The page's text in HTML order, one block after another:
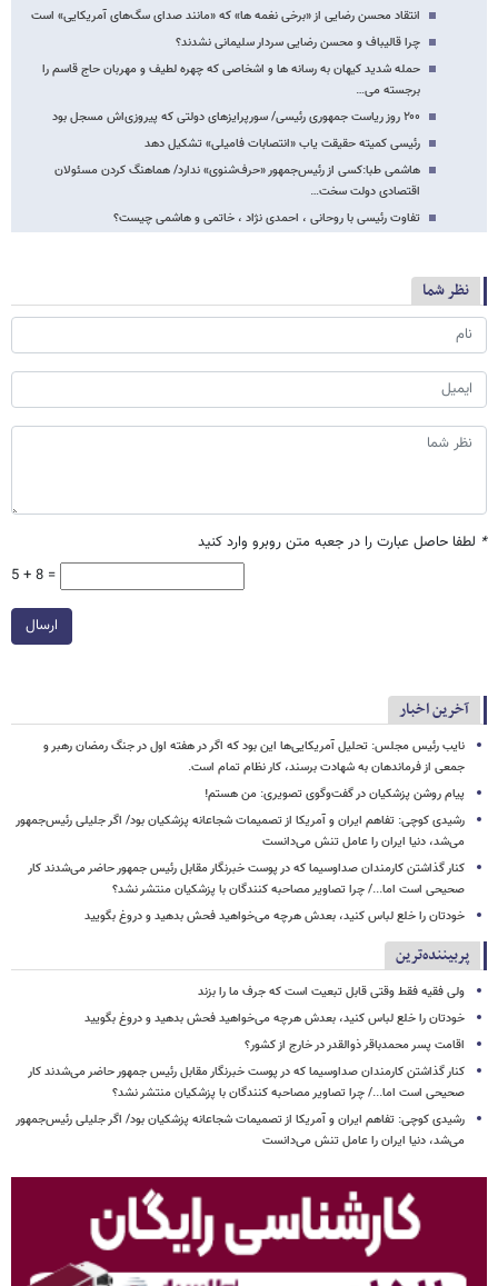
انتقاد محسن رضایی از «برخی نغمه ها» که «مانند صدای سگ‌های آمریکایی» است
چرا قالیباف و محسن رضایی سردار سلیمانی نشدند؟
حمله شدید کیهان به رسانه ها و اشخاصی که چهره لطیف و مهربان حاج قاسم را
برجسته می…
۲۰۰ روز ریاست جمهوری رئیسی/ سورپرایزهای دولتی که پیروزی‌اش مسجل بود
رئیسی کمیته حقیقت یاب «انتصابات فامیلی» تشکیل دهد
هاشمی طبا:کسی از رئیس‌جمهور «حرف‌شنوی» ندارد/ هماهنگ کردن مسئولان
اقتصادی دولت سخت…
تفاوت رئیسی با روحانی ، احمدی نژاد ، خاتمی و هاشمی چیست؟
نظر شما
* لطفا حاصل عبارت را در جعبه متن روبرو وارد کنید
5 + 8 =
ارسال
آخرین اخبار
نایب رئیس مجلس: تحلیل آمریکایی‌ها این بود که اگر در هفته اول در جنگ رمضان رهبر و
جمعی از فرماندهان به شهادت برسند، کار نظام تمام است.
پیام روشن پزشکیان در گفت‌وگوی تصویری: من هستم!
رشیدی کوچی: تفاهم ایران و آمریکا از تصمیمات شجاعانه پزشکیان بود/ اگر جلیلی رئیس‌جمهور
می‌شد، دنیا ایران را عامل تنش می‌دانست
کنار گذاشتن کارمندان صداوسیما که در پوست خبرنگار مقابل رئیس جمهور حاضر می‌شدند کار
صحیحی است اما.../ چرا تصاویر مصاحبه کنندگان با پزشکیان منتشر نشد؟
خودتان را خلع لباس کنید، بعدش هرچه می‌خواهید فحش بدهید و دروغ بگویید
پربیننده‌ترین
ولی فقیه فقط وقتی قابل تبعیت است که جرف ما را بزند
خودتان را خلع لباس کنید، بعدش هرچه می‌خواهید فحش بدهید و دروغ بگویید
اقامت پسر محمدباقر ذوالقدر در خارج از کشور؟
کنار گذاشتن کارمندان صداوسیما که در پوست خبرنگار مقابل رئیس جمهور حاضر می‌شدند کار
صحیحی است اما.../ چرا تصاویر مصاحبه کنندگان با پزشکیان منتشر نشد؟
رشیدی کوچی: تفاهم ایران و آمریکا از تصمیمات شجاعانه پزشکیان بود/ اگر جلیلی رئیس‌جمهور
می‌شد، دنیا ایران را عامل تنش می‌دانست